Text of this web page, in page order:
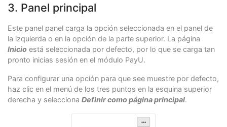
3. Panel principal
Este panel panel carga la opción seleccionada en el panel de
la izquierda o en la opción de la parte superior. La página
Inicio está seleccionada por defecto, por lo que se carga tan
pronto inicias sesión en el módulo PayU.
Para configurar una opción para que see muestre por defecto,
haz clic en el menú de los tres puntos en la esquina superior
derecha y selecciona Definir como página principal.